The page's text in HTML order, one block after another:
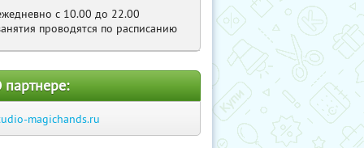
с 10.00 до 22.00
проводятся по расписанию
партнере:
magichands.ru